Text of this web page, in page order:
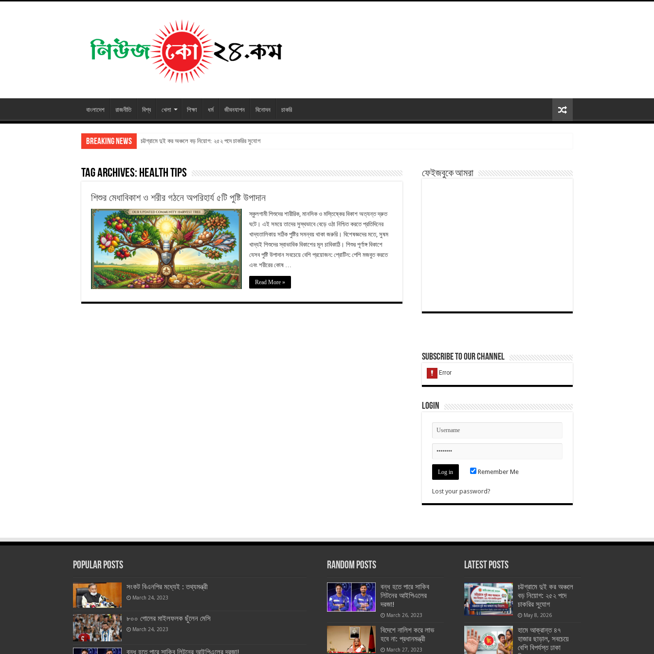
বাংলাদেশ রাজনীতি বিশ্ব খেলা শিক্ষা ধর্ম জীবনযাপন বিনোদন চাকরি
Breaking News চট্টগ্রামে দুই কর অঞ্চলে বড় নিয়োগ: ২৫২ পদে চাকরির সুযোগ
Tag Archives: Health Tips
শিশুর মেধাবিকাশ ও শরীর গঠনে অপরিহার্য ৫টি পুষ্টি উপাদান
স্কুলগামী শিশুদের শারীরিক, মানসিক ও মস্তিষ্কের বিকাশ অত্যন্ত দ্রুত
ঘটে। এই সময়ে তাদের সুস্থভাবে বেড়ে ওঠা নিশ্চিত করতে প্রতিদিনের
খাদ্যতালিকায় সঠিক পুষ্টির সমন্বয় থাকা জরুরি। বিশেষজ্ঞদের মতে, সুষম
খাদ্যই শিশুদের স্বাভাবিক বিকাশের মূল চাবিকাঠি। শিশুর পূর্ণাঙ্গ বিকাশে
যেসব পুষ্টি উপাদান সবচেয়ে বেশি প্রয়োজন: প্রোটিন: পেশি মজবুত করতে
এবং শরীরের কোষ …
Read More »
ফেইজবুকে আমরা
Subscribe to our Channel
Login
Remember Me
Lost your password?
Popular Posts
সংকট বিএনপির মধ্যেই : তথ্যমন্ত্রী
March 24, 2023
৮০০ গোলের মাইলফলক ছুঁলেন মেসি
March 24, 2023
বন্ধ হতে পারে সাকিব লিটনের আইপিএলের দরজা!
Random Posts
বন্ধ হতে পারে সাকিব
লিটনের আইপিএলের
দরজা!
March 26, 2023
বিদেশে নালিশ করে লাভ
হবে না: প্রধানমন্ত্রী
March 27, 2023
Latest Posts
চট্টগ্রামে দুই কর অঞ্চলে
বড় নিয়োগ: ২৫২ পদে
চাকরির সুযোগ
May 8, 2026
হামে আক্রান্ত ৪৭
হাজার ছাড়াল, সবচেয়ে
বেশি বিপর্যস্ত ঢাকা